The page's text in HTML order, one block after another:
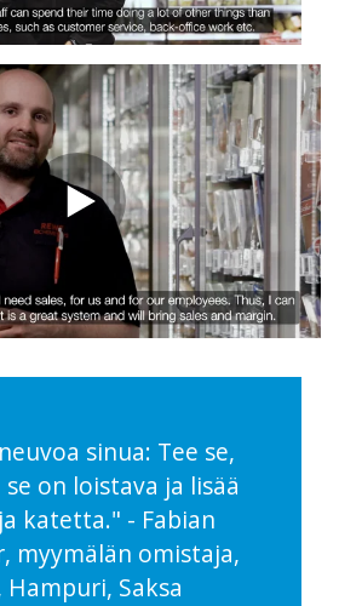
sinua: Tee se,
on loistava ja lisää
katetta." - Fabian
myymälän omistaja,
Hampuri, Saksa